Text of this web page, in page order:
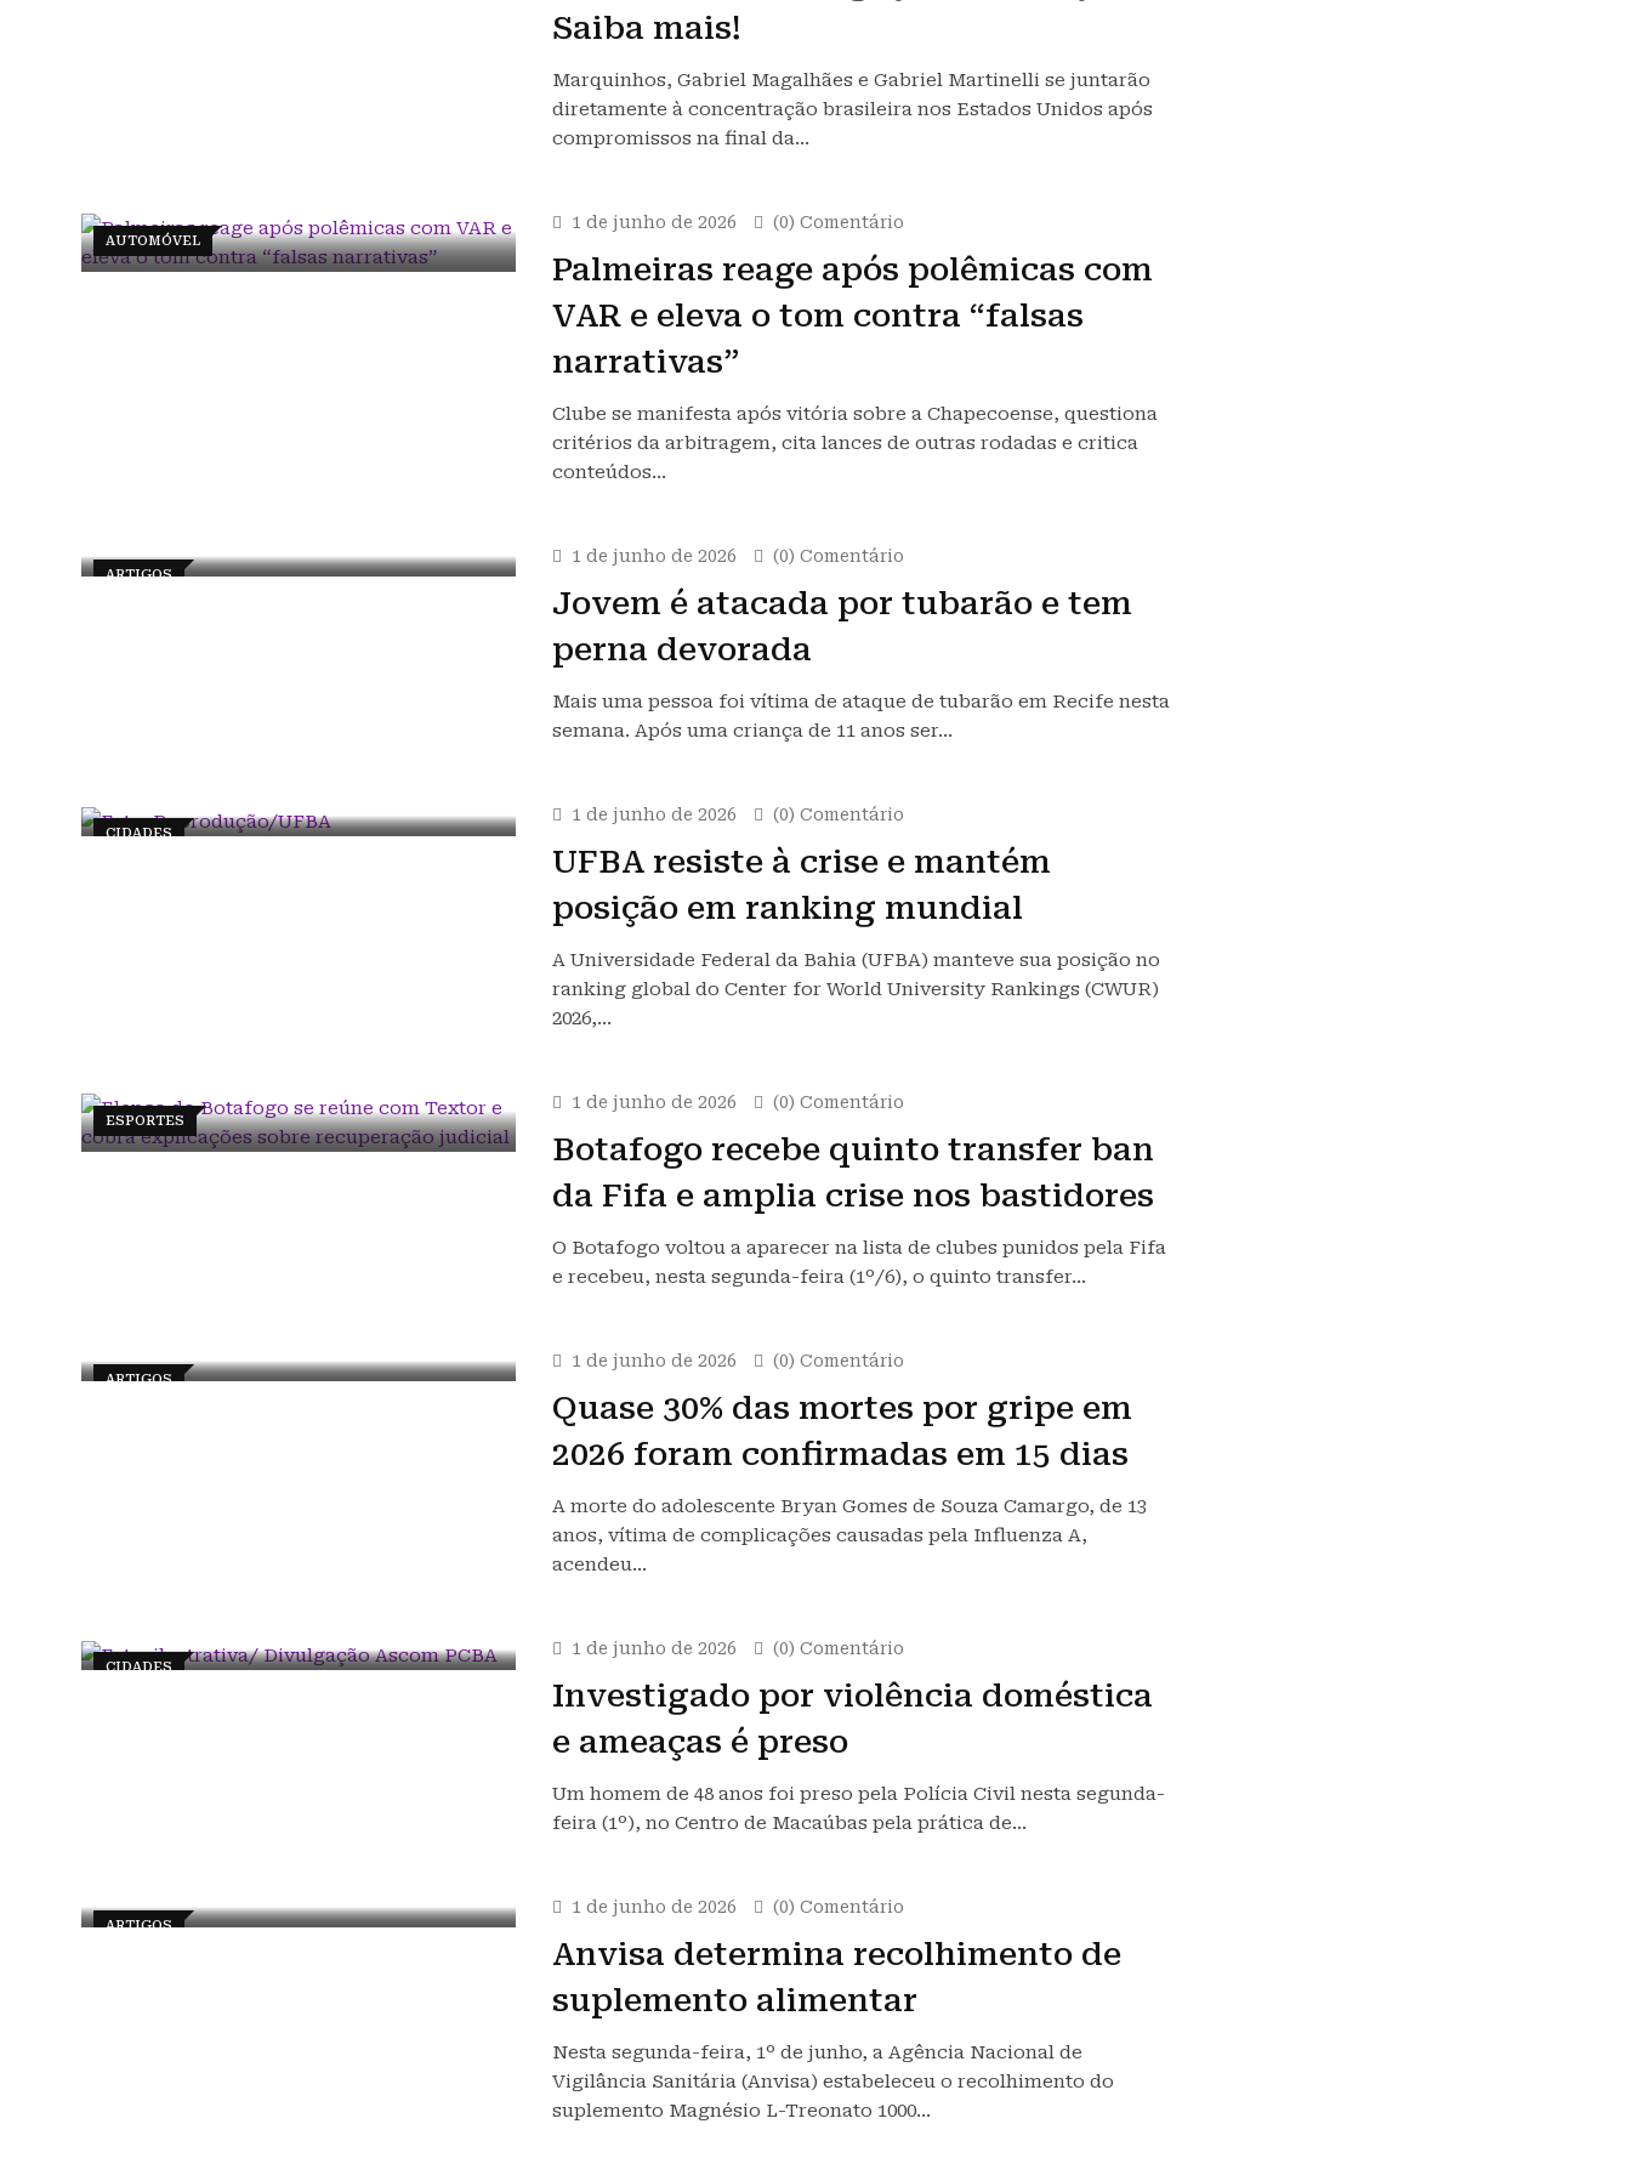
Saiba mais!
Marquinhos, Gabriel Magalhães e Gabriel Martinelli se juntarão
diretamente à concentração brasileira nos Estados Unidos após
compromissos na final da…
AUTOMÓVEL
1 de junho de 2026 (0) Comentário
Palmeiras reage após polêmicas com
VAR e eleva o tom contra “falsas
narrativas”
Clube se manifesta após vitória sobre a Chapecoense, questiona
critérios da arbitragem, cita lances de outras rodadas e critica
conteúdos…
ARTIGOS
1 de junho de 2026 (0) Comentário
Jovem é atacada por tubarão e tem
perna devorada
Mais uma pessoa foi vítima de ataque de tubarão em Recife nesta
semana. Após uma criança de 11 anos ser…
CIDADES
1 de junho de 2026 (0) Comentário
UFBA resiste à crise e mantém
posição em ranking mundial
A Universidade Federal da Bahia (UFBA) manteve sua posição no
ranking global do Center for World University Rankings (CWUR)
2026,…
ESPORTES
1 de junho de 2026 (0) Comentário
Botafogo recebe quinto transfer ban
da Fifa e amplia crise nos bastidores
O Botafogo voltou a aparecer na lista de clubes punidos pela Fifa
e recebeu, nesta segunda-feira (1º/6), o quinto transfer…
ARTIGOS
1 de junho de 2026 (0) Comentário
Quase 30% das mortes por gripe em
2026 foram confirmadas em 15 dias
A morte do adolescente Bryan Gomes de Souza Camargo, de 13
anos, vítima de complicações causadas pela Influenza A,
acendeu…
CIDADES
1 de junho de 2026 (0) Comentário
Investigado por violência doméstica
e ameaças é preso
Um homem de 48 anos foi preso pela Polícia Civil nesta segunda-
feira (1º), no Centro de Macaúbas pela prática de…
ARTIGOS
1 de junho de 2026 (0) Comentário
Anvisa determina recolhimento de
suplemento alimentar
Nesta segunda-feira, 1º de junho, a Agência Nacional de
Vigilância Sanitária (Anvisa) estabeleceu o recolhimento do
suplemento Magnésio L-Treonato 1000…